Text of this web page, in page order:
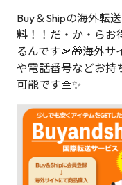
Buy＆Shipの海外転
料 ！！だ・か・ら
るんです🛫🎁海外サ
や電話番号などお持
可能です👜✨